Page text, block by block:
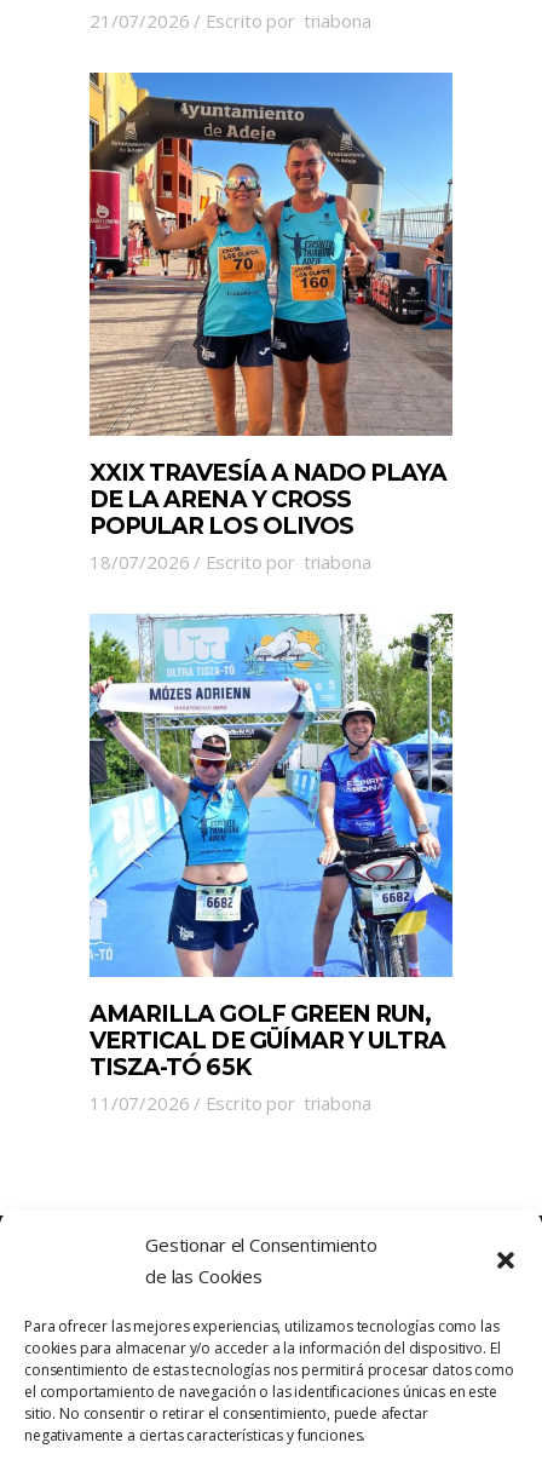
Gestionar el Consentimiento
de las Cookies
Para ofrecer las mejores experiencias, utilizamos tecnologías como las
cookies para almacenar y/o acceder a la información del dispositivo. El
consentimiento de estas tecnologías nos permitirá procesar datos como
el comportamiento de navegación o las identificaciones únicas en este
sitio. No consentir o retirar el consentimiento, puede afectar
negativamente a ciertas características y funciones.
21/07/2026 Escrito por triabona
XXIX TRAVESÍA A NADO PLAYA
DE LA ARENA Y CROSS
POPULAR LOS OLIVOS
18/07/2026 Escrito por triabona
AMARILLA GOLF GREEN RUN,
VERTICAL DE GÜÍMAR Y ULTRA
TISZA-TÓ 65K
11/07/2026 Escrito por triabona
Política de Privacidad